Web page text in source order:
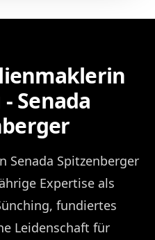
Senada
Spitzenberger
Expertise als
fundiertes
Leidenschaft für